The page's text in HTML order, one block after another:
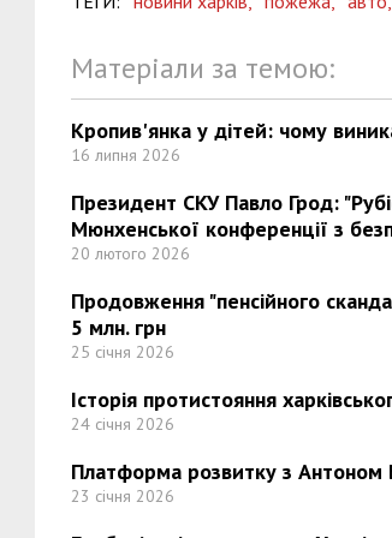
Матеріали за темою:
Кропив'янка у дітей: чому
16 липня 2026
Президент СКУ Павло Грод:
Мюнхенської конференції з
20 лютого 2026
Продовження "пенсійного
5 млн. грн
25 січня 2026
Історія протистояння
24 січня 2026
Платформа розвитку з Антоном
23 січня 2026